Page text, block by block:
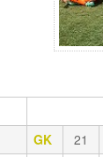
GK 21